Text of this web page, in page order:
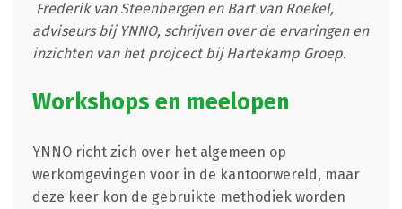
Frederik van Steenbergen en Bart van Roekel,
adviseurs bij YNNO, schrijven over de ervaringen en
inzichten van het projcect bij Hartekamp Groep.
Workshops en meelopen
YNNO richt zich over het algemeen op
werkomgevingen voor in de kantoorwereld, maar
deze keer kon de gebruikte methodiek worden